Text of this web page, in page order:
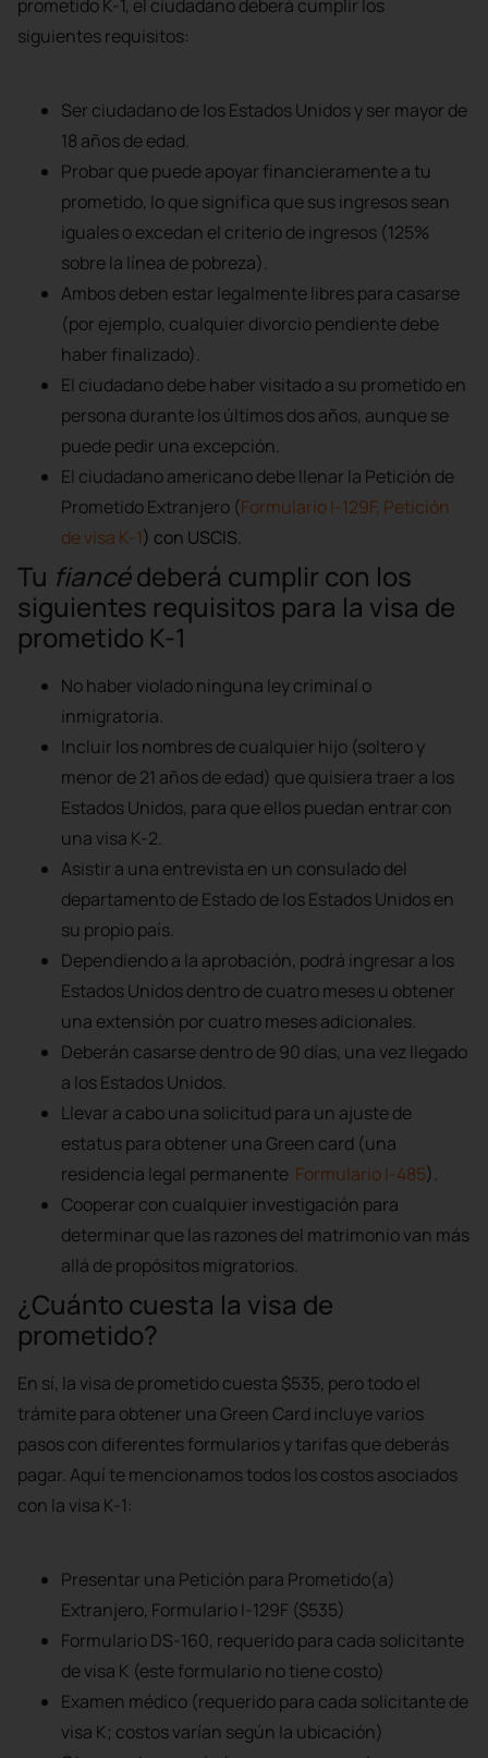
prometido K-1, el ciudadano deberá cumplir los
siguientes requisitos:
Ser ciudadano de los Estados Unidos y ser mayor de
18 años de edad.
Probar que puede apoyar financieramente a tu
prometido, lo que significa que sus ingresos sean
iguales o excedan el criterio de ingresos (125%
sobre la línea de pobreza).
Ambos deben estar legalmente libres para casarse
(por ejemplo, cualquier divorcio pendiente debe
haber finalizado).
El ciudadano debe haber visitado a su prometido en
persona durante los últimos dos años, aunque se
puede pedir una excepción.
El ciudadano americano debe llenar la Petición de
Prometido Extranjero (Formulario I-129F, Petición
de visa K-1) con USCIS.
Tu fiancédeberá cumplir con los
siguientes requisitos para la visa de
prometido K-1
No haber violado ninguna ley criminal o
inmigratoria.
Incluir los nombres de cualquier hijo (soltero y
menor de 21 años de edad) que quisiera traer a los
Estados Unidos, para que ellos puedan entrar con
una visa K-2.
Asistir a una entrevista en un consulado del
departamento de Estado de los Estados Unidos en
su propio país.
Dependiendo a la aprobación, podrá ingresar a los
Estados Unidos dentro de cuatro meses u obtener
una extensión por cuatro meses adicionales.
Deberán casarse dentro de 90 días, una vez llegado
a los Estados Unidos.
Llevar a cabo una solicitud para un ajuste de
estatus para obtener una Green card (una
residencia legal permanente Formulario I-485).
Cooperar con cualquier investigación para
determinar que las razones del matrimonio van más
allá de propósitos migratorios.
¿Cuánto cuesta la visa de
prometido?
En sí, la visa de prometido cuesta $535, pero todo el
trámite para obtener una Green Card incluye varios
pasos con diferentes formularios y tarifas que deberás
pagar. Aquí te mencionamos todos los costos asociados
con la visa K-1:
Presentar una Petición para Prometido(a)
Extranjero, Formulario I-129F ($535)
Formulario DS-160, requerido para cada solicitante
de visa K (este formulario no tiene costo)
Examen médico (requerido para cada solicitante de
visa K; costos varían según la ubicación)